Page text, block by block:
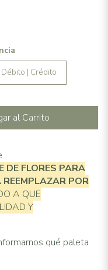
Débito | Crédito
al Carrito
DE FLORES PARA
REEMPLAZAR POR
A QUE
Y
qué paleta